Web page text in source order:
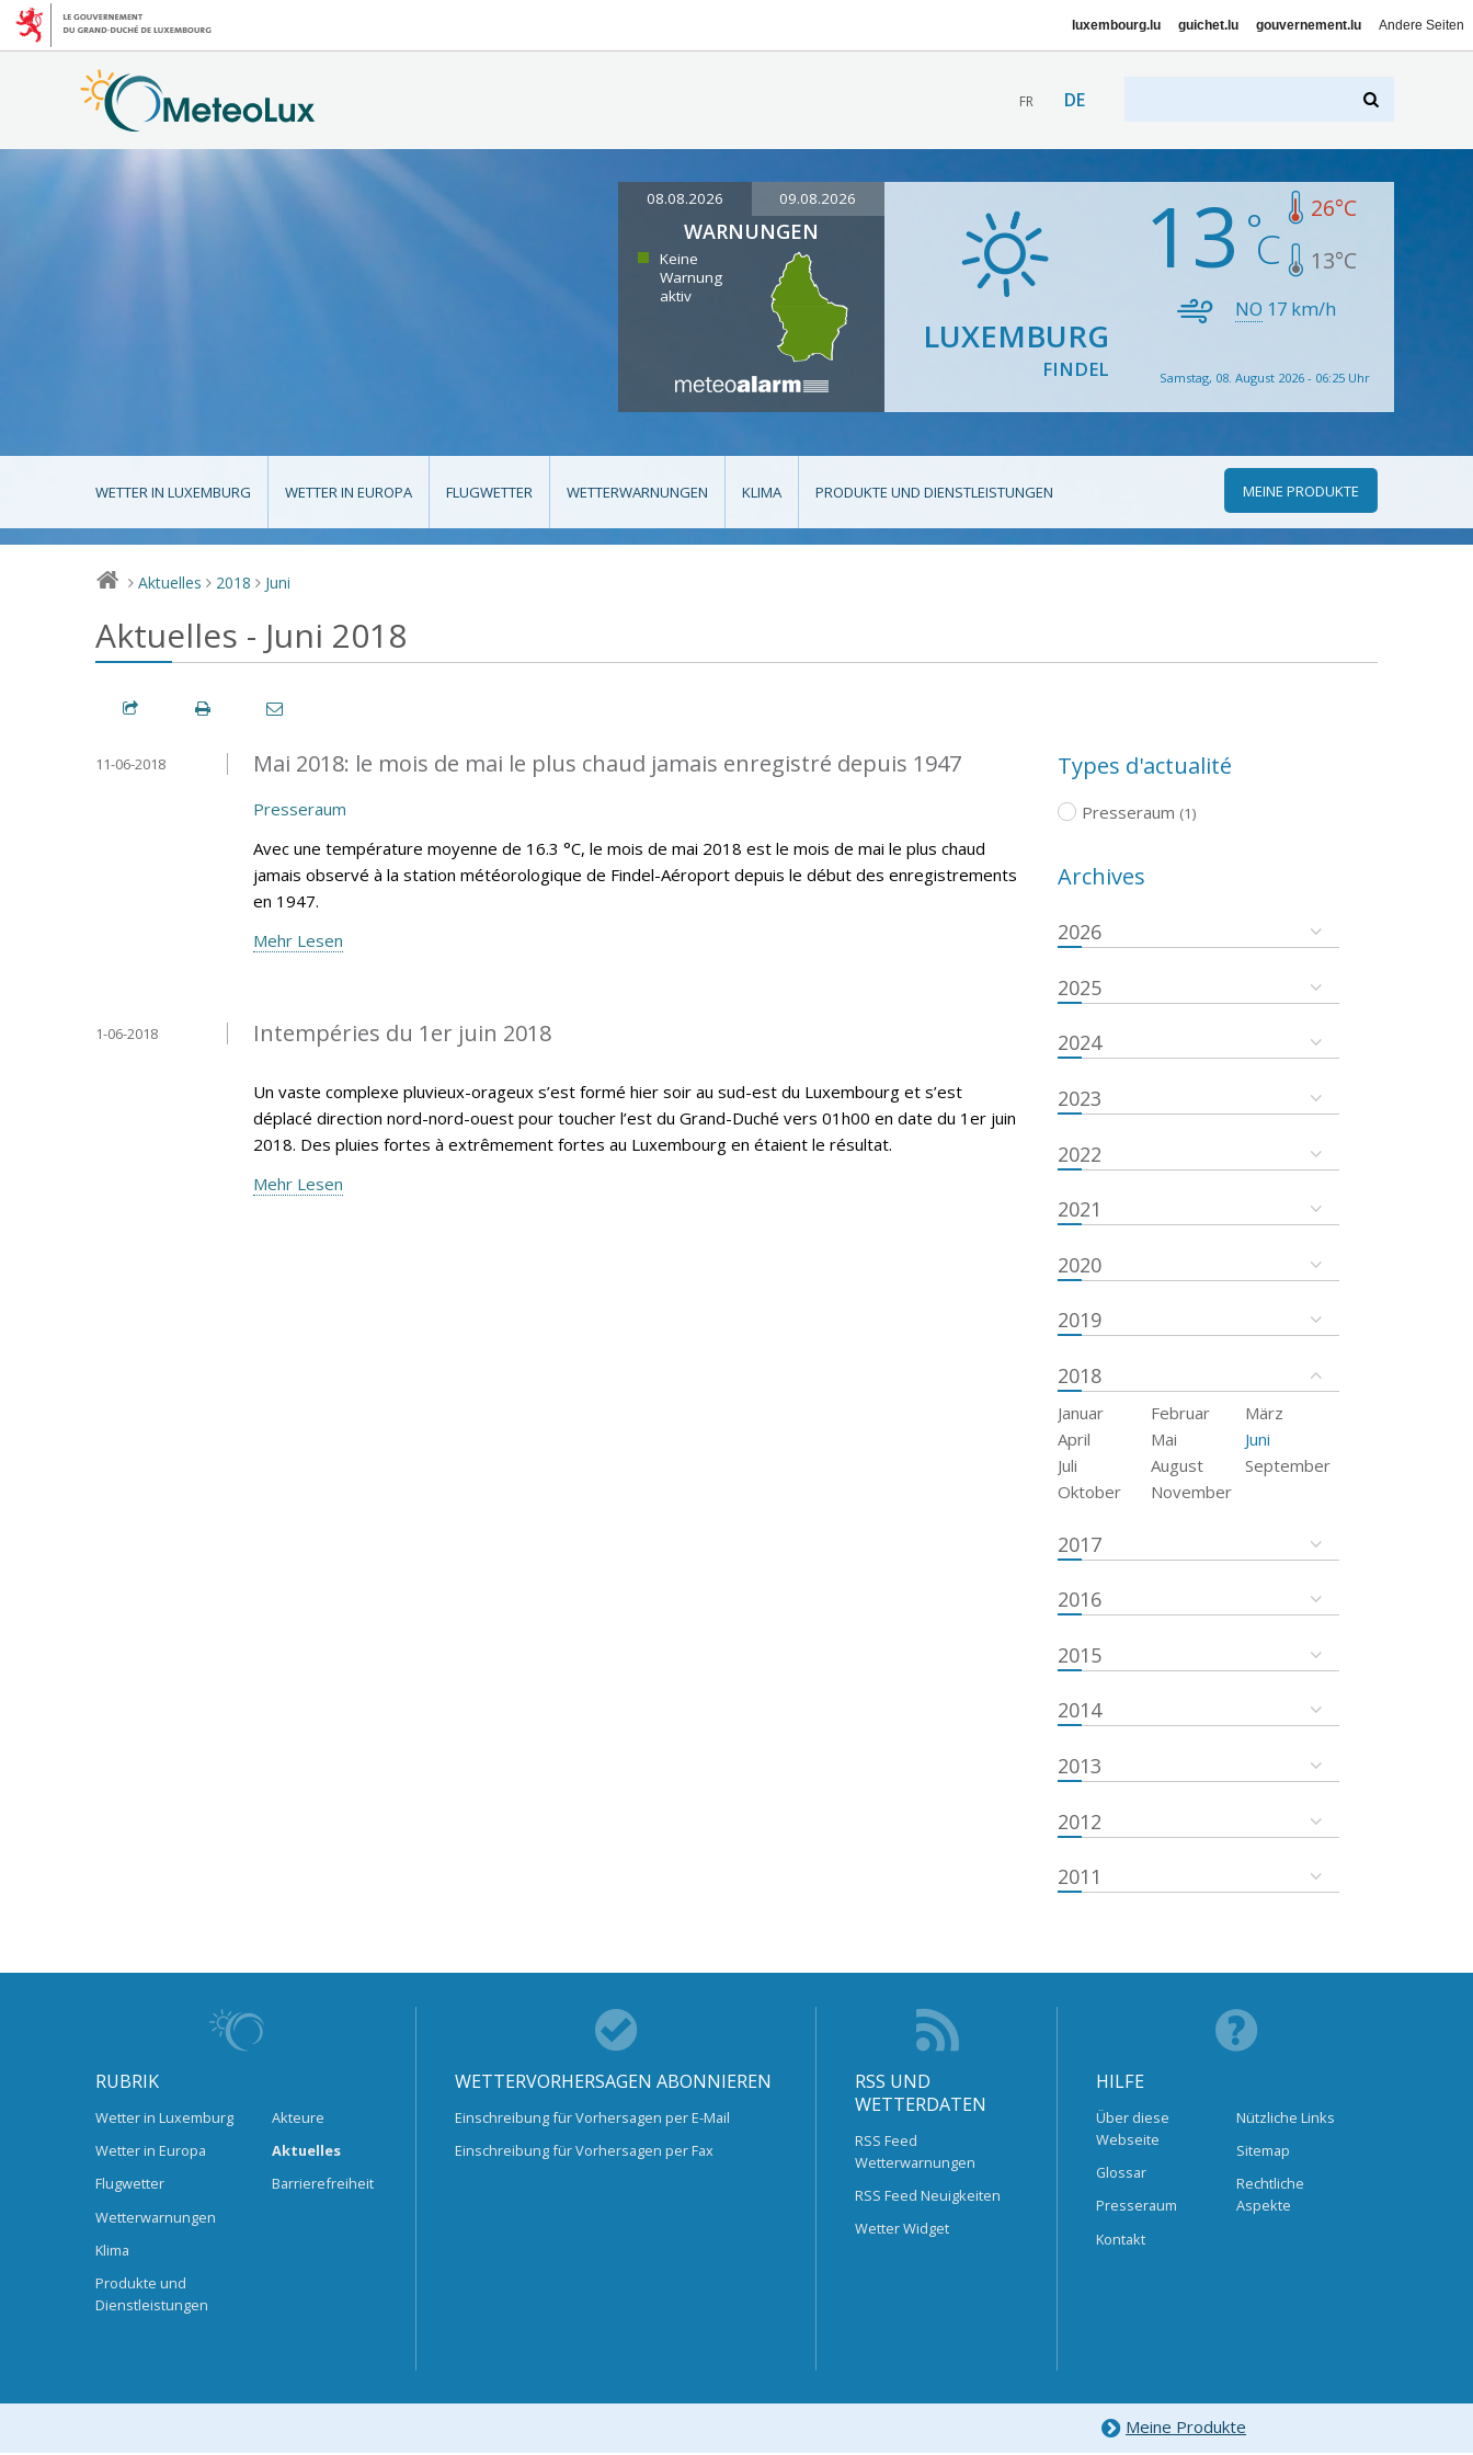
luxembourg.lu guichet.lu gouvernement.lu Andere Seiten
FR DE
08.08.2026 09.08.2026
WARNUNGEN
Keine
Warnung
aktiv
LUXEMBURG
FINDEL
13 26°C
13°C
NO 17 km/h
Samstag, 08. August 2026 - 06:25 Uhr
WETTER IN LUXEMBURG WETTER IN EUROPA FLUGWETTER WETTERWARNUNGEN KLIMA PRODUKTE UND DIENSTLEISTUNGEN MEINE PRODUKTE
> Aktuelles > 2018 > Juni
Aktuelles - Juni 2018
Mai 2018: le mois de mai le plus chaud jamais enregistré depuis 1947
11-06-2018
Presseraum
Avec une température moyenne de 16.3 °C, le mois de mai 2018 est le mois de mai le plus chaud
jamais observé à la station météorologique de Findel-Aéroport depuis le début des enregistrements
en 1947.
Mehr Lesen
Intempéries du 1er juin 2018
1-06-2018
Un vaste complexe pluvieux-orageux s’est formé hier soir au sud-est du Luxembourg et s’est
déplacé direction nord-nord-ouest pour toucher l’est du Grand-Duché vers 01h00 en date du 1er juin
2018. Des pluies fortes à extrêmement fortes au Luxembourg en étaient le résultat.
Mehr Lesen
Types d'actualité
Presseraum (1)
Archives
2026
2025
2024
2023
2022
2021
2020
2019
2018
Januar Februar
März
April
Mai
Juni
Juli
August
September
Oktober
November
2017
2016
2015
2014
2013
2012
2011
RUBRIK
Wetter in Luxemburg
Wetter in Europa
Flugwetter
Wetterwarnungen
Klima
Produkte und
Dienstleistungen
Akteure
Aktuelles
Barrierefreiheit
WETTERVORHERSAGEN ABONNIEREN
Einschreibung für Vorhersagen per E-Mail
Einschreibung für Vorhersagen per Fax
RSS UND
WETTERDATEN
RSS Feed
Wetterwarnungen
RSS Feed Neuigkeiten
Wetter Widget
HILFE
Über diese
Webseite
Glossar
Presseraum
Kontakt
Nützliche Links
Sitemap
Rechtliche
Aspekte
Meine Produkte